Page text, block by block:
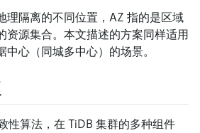
理隔离的不同位置，AZ 指的是区域
资源集合。本文描述的方案同样适用
心（同城多中心）的场景。
性算法，在 TiDB 集群的多种组件